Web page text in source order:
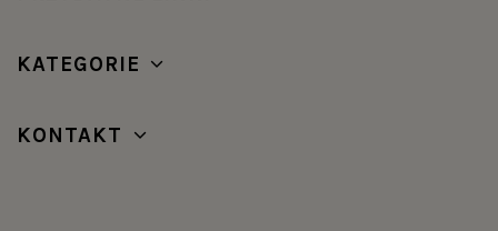
KATEGORIE
KONTAKT